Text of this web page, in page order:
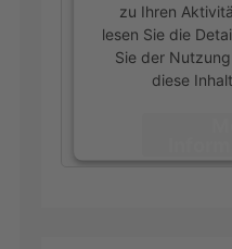
zu Ihren
lesen Sie die
Sie der
diese